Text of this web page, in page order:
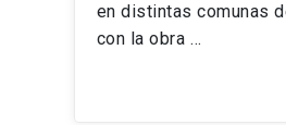
en distintas comunas
con la obra …